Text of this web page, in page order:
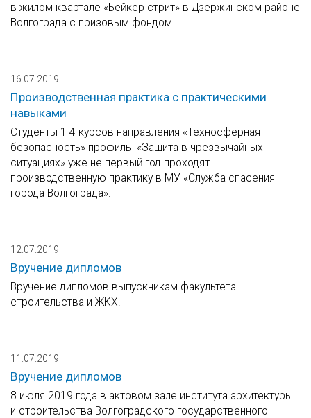
в жилом квартале «Бейкер стрит» в Дзержинском районе
Волгограда с призовым фондом.
16.07.2019
Производственная практика с практическими
навыками
Студенты 1-4 курсов направления «Техносферная
безопасность» профиль «Защита в чрезвычайных
ситуациях» уже не первый год проходят
производственную практику в МУ «Служба спасения
города Волгограда».
12.07.2019
Вручение дипломов
Вручение дипломов выпускникам факультета
строительства и ЖКХ.
11.07.2019
Вручение дипломов
8 июля 2019 года в актовом зале института архитектуры
и строительства Волгоградского государственного